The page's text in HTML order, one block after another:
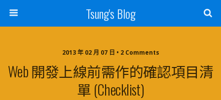
Tsung's Blog
2013 年 02 月 07 日 • 2 Comments
Web 開發上線前需作的確認項目清
單 (Checklist)